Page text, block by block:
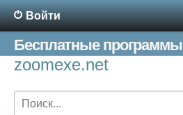
Войти
Бесплатные программы
zoomexe.net